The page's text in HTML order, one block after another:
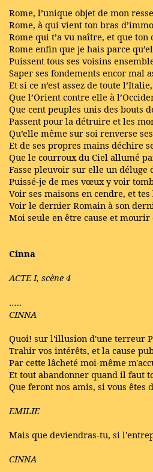
Rome, l’unique objet de mon
Rome, à qui vient ton bras
Rome qui t’a vu naître, et que
Rome enfin que je hais parce
Puissent tous ses voisins
Saper ses fondements encor mal
Et si ce n’est assez de toute l’Italie,
Que l’Orient contre elle à
Que cent peuples unis des bouts
Passent pour la détruire et les
Qu’elle même sur soi renverse
Et de ses propres mains déchire
Que le courroux du Ciel allumé
Fasse pleuvoir sur elle un déluge
Puissé-je de mes vœux y voir
Voir ses maisons en cendre, et
Voir le dernier Romain à son
Moi seule en être cause et
Cinna
ACTE I, scène 4
…..
CINNA
Quoi! sur l'illusion d'une terreur
Trahir vos intérêts, et la cause
Par cette lâcheté moi-même
Et tout abandonner quand il faut
Que feront nos amis, si vous êtes
EMILIE
Mais que deviendras-tu, si
CINNA